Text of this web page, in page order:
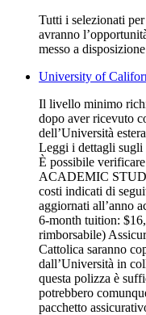
Tutti i selezionati
avranno
messo a
University of
Il livello minimo
dopo aver ricevuto
dell’Università
Leggi i dettagli sugli
È possibile
ACADEMIC
costi indicati di
aggiornati all’anno
6-month tuition:
rimborsabile)
Cattolica saranno
dall’Università in
questa polizza è
potrebbero
pacchetto